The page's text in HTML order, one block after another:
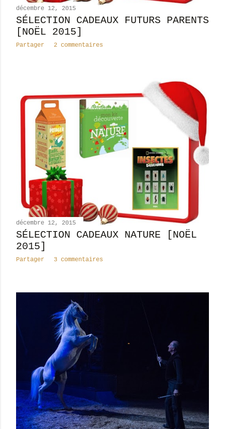
décembre 12, 2015
SÉLECTION CADEAUX FUTURS PARENTS
[NOËL 2015]
Partager 2 commentaires
décembre 12, 2015
SÉLECTION CADEAUX NATURE [NOËL
2015]
Partager 3 commentaires